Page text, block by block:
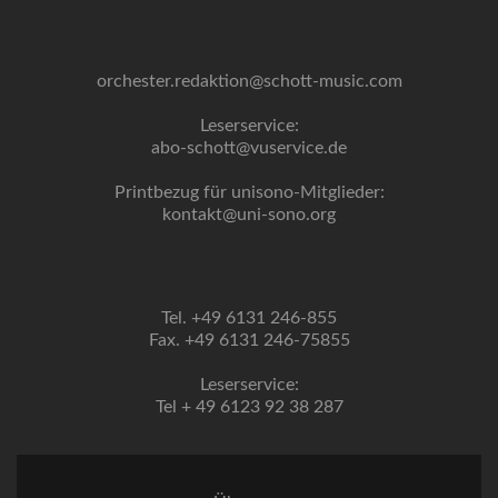
orchester.redaktion@schott-music.com
Leserservice:
abo-schott@vuservice.de
Printbezug für unisono-Mitglieder:
kontakt@uni-sono.org
Tel. +49 6131 246-855
Fax. +49 6131 246-75855
Leserservice:
Tel + 49 6123 92 38 287